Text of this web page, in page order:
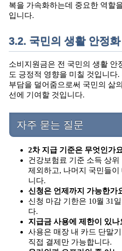
복을 가속화하는데 중요한 역할
입니다.
3.2. 국민의 생활 안정화
소비지원금은 전 국민의 생활 안
도 긍정적 영향을 미칠 것입니다.
부담을 덜어줌으로써 국민의 삶
선에 기여할 것입니다.
자주 묻는 질문
2차 지급 기준은 무엇인가
건강보험료 기준 소득 상위
제외하고, 나머지 국민들이
니다.
신청은 언제까지 가능한가
신청 마감 기한은 10월 31일
다.
지급금 사용에 제한이 있나
사용은 매장 내 카드 단말
직접 결제만 가능합니다.